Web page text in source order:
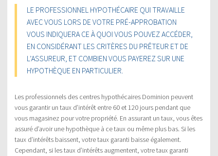
LE PROFESSIONNEL HYPOTHÉCAIRE QUI TRAVAILLE
AVEC VOUS LORS DE VOTRE PRÉ-APPROBATION
VOUS INDIQUERA CE À QUOI VOUS POUVEZ ACCÉDER,
EN CONSIDÉRANT LES CRITÈRES DU PRÊTEUR ET DE
L’ASSUREUR, ET COMBIEN VOUS PAYEREZ SUR UNE
HYPOTHÈQUE EN PARTICULIER.
Les professionnels des centres hypothécaires Dominion peuvent
vous garantir un taux d’intérêt entre 60 et 120 jours pendant que
vous magasinez pour votre propriété. En assurant un taux, vous êtes
assuré d’avoir une hypothèque à ce taux ou même plus bas. Si les
taux d’intérêts baissent, votre taux garanti baisse également.
Cependant, si les taux d’intérêts augmentent, votre taux garanti